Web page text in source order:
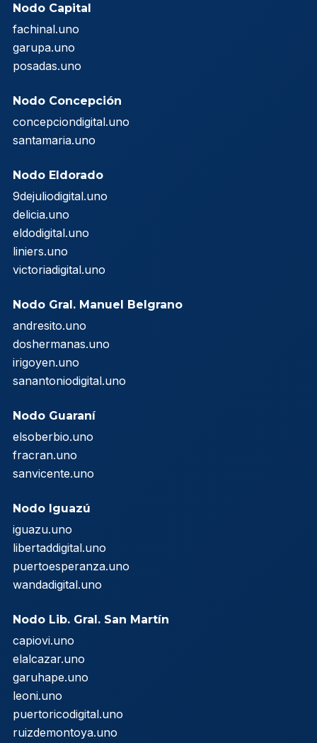
Nodo Capital
fachinal.uno
garupa.uno
posadas.uno
Nodo Concepción
concepciondigital.uno
santamaria.uno
Nodo Eldorado
9dejuliodigital.uno
delicia.uno
eldodigital.uno
liniers.uno
victoriadigital.uno
Nodo Gral. Manuel Belgrano
andresito.uno
doshermanas.uno
irigoyen.uno
sanantoniodigital.uno
Nodo Guaraní
elsoberbio.uno
fracran.uno
sanvicente.uno
Nodo Iguazú
iguazu.uno
libertaddigital.uno
puertoesperanza.uno
wandadigital.uno
Nodo Lib. Gral. San Martín
capiovi.uno
elalcazar.uno
garuhape.uno
leoni.uno
puertoricodigital.uno
ruizdemontoya.uno